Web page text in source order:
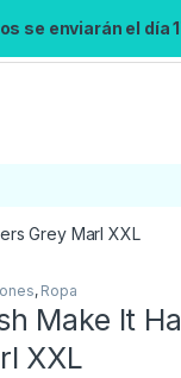
se enviarán el día
Grey Marl XXL
, Ropa
Make It
XXL